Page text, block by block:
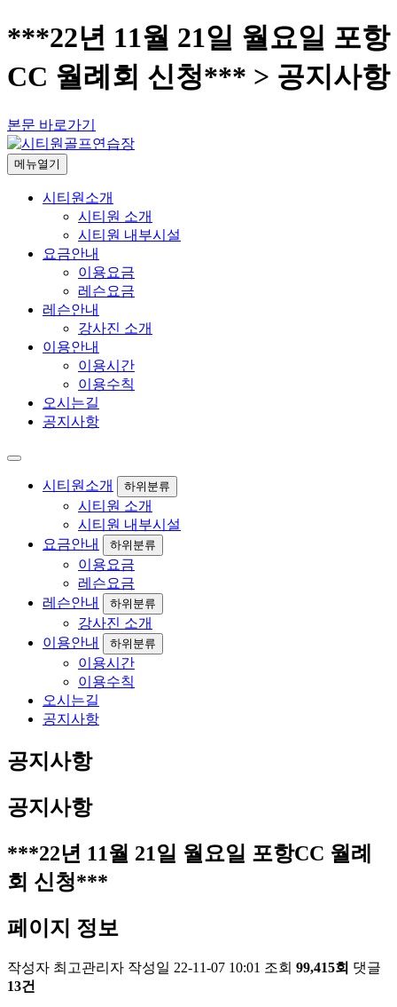
***22년 11월 21일 월요일 포항
CC 월례회 신청*** > 공지사항
본문 바로가기
메뉴열기
시티원소개
시티원 소개
시티원 내부시설
요금안내
이용요금
레슨요금
레슨안내
강사진 소개
이용안내
이용시간
이용수칙
오시는길
공지사항
시티원소개 하위분류
시티원 소개
시티원 내부시설
요금안내
하위분류
이용요금
레슨요금
레슨안내
하위분류
강사진 소개
이용안내
하위분류
이용시간
이용수칙
오시는길
공지사항
공지사항
공지사항
***22년 11월 21일 월요일 포항CC 월례
회 신청***
페이지 정보
작성자 최고관리자 작성일 22-11-07 10:01 조회 99,415회 댓글
13건